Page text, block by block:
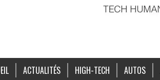
ACTUALITÉS HIGH-TECH AUTOS